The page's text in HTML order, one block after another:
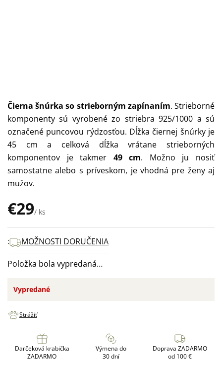
€29/ ks
Jednotková
cena:
Vypredané
MOŽNOSTI DORUČENIA
Položka bola vypredaná…
Čierna šnúrka so strieborným zapínaním. Strieborné
komponenty sú vyrobené zo striebra 925/1000 a sú
označené puncovou rýdzosťou. Dĺžka čiernej šnúrky je
45 cm a celková dĺžka vrátane strieborných
komponentov je takmer 49 cm. Možno ju nosiť
samostatne alebo s príveskom, je vhodná pre ženy aj
mužov.
Strážiť
Darčeková krabička
ZADARMO
Výmena do
30 dní
Doprava ZADARMO
od 100 €